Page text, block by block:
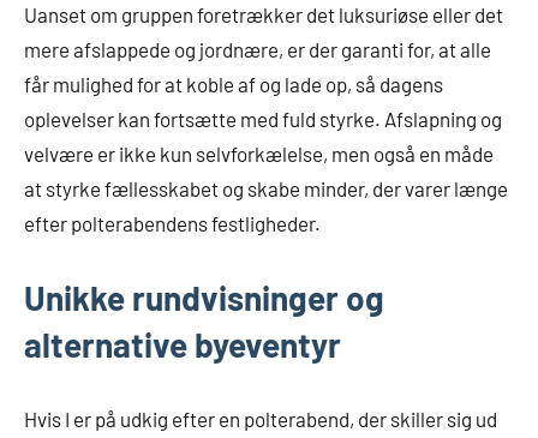
Uanset om gruppen foretrækker det luksuriøse eller det
mere afslappede og jordnære, er der garanti for, at alle
får mulighed for at koble af og lade op, så dagens
oplevelser kan fortsætte med fuld styrke. Afslapning og
velvære er ikke kun selvforkælelse, men også en måde
at styrke fællesskabet og skabe minder, der varer længe
efter polterabendens festligheder.
Unikke rundvisninger og
alternative byeventyr
Hvis I er på udkig efter en polterabend, der skiller sig ud